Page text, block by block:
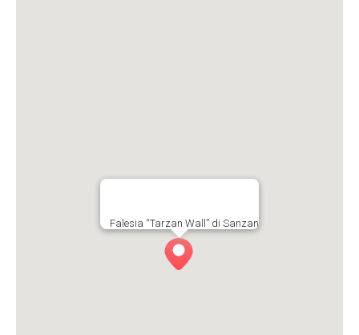
Falesia “Tarzan Wall” di Sanzan